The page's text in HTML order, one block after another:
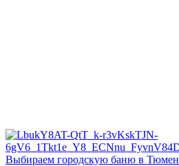
Выбираем городскую баню в